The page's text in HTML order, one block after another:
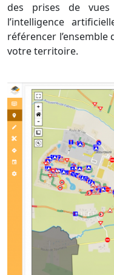
des prises de
l’intelligence
référencer
votre territoire.